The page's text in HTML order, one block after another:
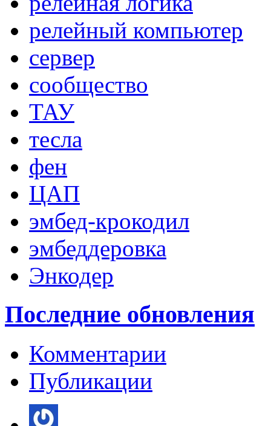
релейный компьютер
сервер
сообщество
ТАУ
тесла
фен
ЦАП
эмбед-крокодил
эмбеддеровка
Энкодер
Последние обновления
Комментарии
Публикации